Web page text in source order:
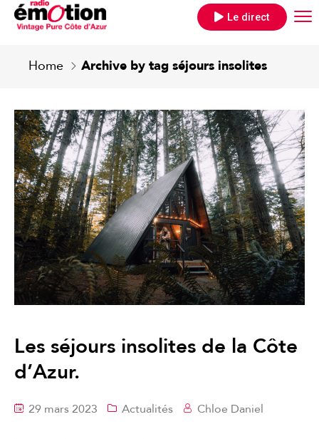
Le direct
Home Archive by tag séjours insolites
Les séjours insolites de la Côte
d’Azur.
29 mars 2023 Actualités Chloe Daniel